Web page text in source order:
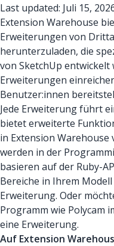
Last updated: Juli 15,
Extension Warehouse
Erweiterungen von
herunterzuladen, die
von SketchUp
Erweiterungen
Benutzer:innen
Jede Erweiterung führt
bietet erweiterte
in Extension
werden in der
basieren auf der Ruby-
Bereiche in Ihrem
Erweiterung. Oder
Programm wie Polycam
eine Erweiterung.
Auf Extension